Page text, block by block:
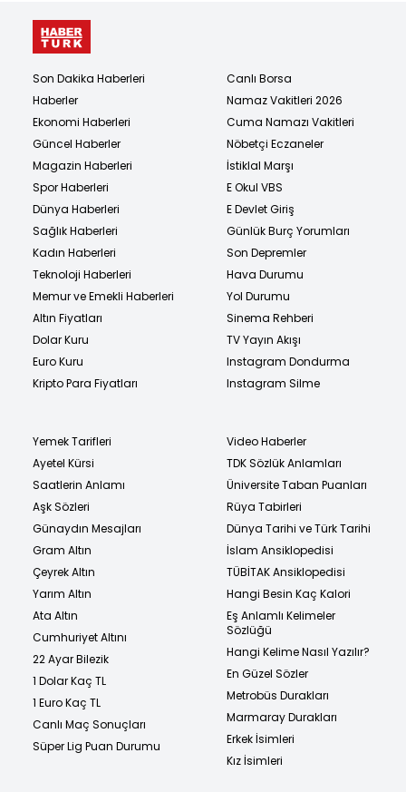
Son Dakika Haberleri
Haberler
Ekonomi Haberleri
Güncel Haberler
Magazin Haberleri
Spor Haberleri
Dünya Haberleri
Sağlık Haberleri
Kadın Haberleri
Teknoloji Haberleri
Memur ve Emekli Haberleri
Altın Fiyatları
Dolar Kuru
Euro Kuru
Kripto Para Fiyatları
Canlı Borsa
Namaz Vakitleri 2026
Cuma Namazı Vakitleri
Nöbetçi Eczaneler
İstiklal Marşı
E Okul VBS
E Devlet Giriş
Günlük Burç Yorumları
Son Depremler
Hava Durumu
Yol Durumu
Sinema Rehberi
TV Yayın Akışı
Instagram Dondurma
Instagram Silme
Yemek Tarifleri
Ayetel Kürsi
Saatlerin Anlamı
Aşk Sözleri
Günaydın Mesajları
Gram Altın
Çeyrek Altın
Yarım Altın
Ata Altın
Cumhuriyet Altını
22 Ayar Bilezik
1 Dolar Kaç TL
1 Euro Kaç TL
Canlı Maç Sonuçları
Süper Lig Puan Durumu
Video Haberler
TDK Sözlük Anlamları
Üniversite Taban Puanları
Rüya Tabirleri
Dünya Tarihi ve Türk Tarihi
İslam Ansiklopedisi
TÜBİTAK Ansiklopedisi
Hangi Besin Kaç Kalori
Eş Anlamlı Kelimeler
Sözlüğü
Hangi Kelime Nasıl Yazılır?
En Güzel Sözler
Metrobüs Durakları
Marmaray Durakları
Erkek İsimleri
Kız İsimleri